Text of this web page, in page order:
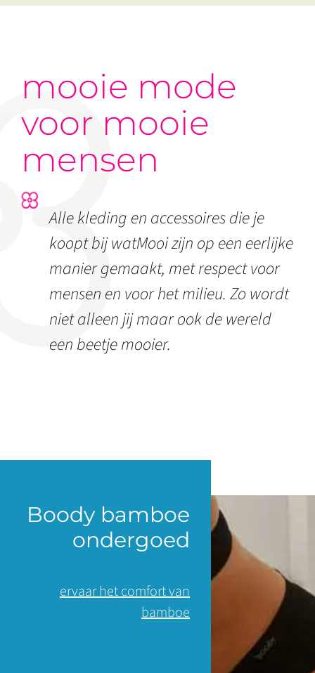
mooie mode
voor mooie
mensen
Alle kleding en accessoires die je
koopt bij watMooi zijn op een eerlijke
manier gemaakt, met respect voor
mensen en voor het milieu. Zo wordt
niet alleen jij maar ook de wereld
een beetje mooier.
Boody bamboe
ondergoed
ervaar het comfort van
bamboe